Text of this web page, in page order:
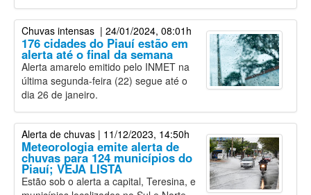
Chuvas intensas | 24/01/2024, 08:01h
176 cidades do Piauí estão em
alerta até o final da semana
Alerta amarelo emitido pelo INMET na
última segunda-feira (22) segue até o
dia 26 de janeiro.
Alerta de chuvas | 11/12/2023, 14:50h
Meteorologia emite alerta de
chuvas para 124 municípios do
Piauí; VEJA LISTA
Estão sob o alerta a capital, Teresina, e